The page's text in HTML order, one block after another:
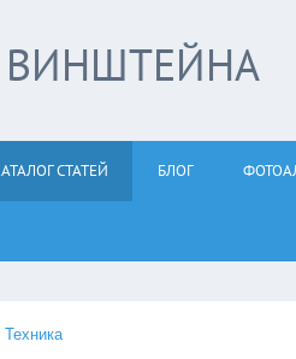
ВИНШТЕЙНА
СТАТЕЙ БЛОГ
Техника